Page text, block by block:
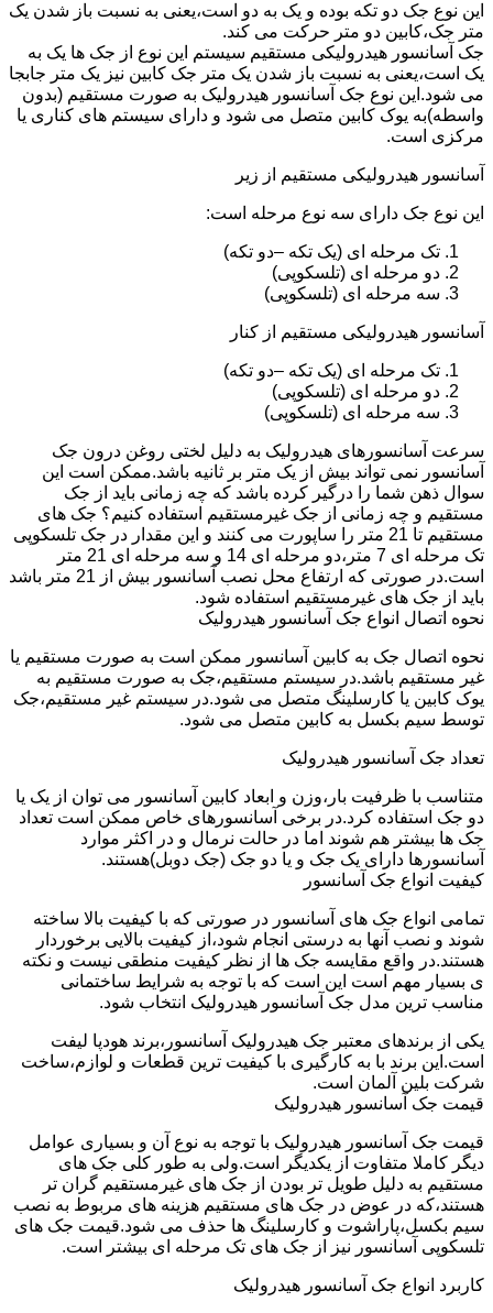
این نوع جک دو تکه بوده و یک به دو است،یعنی به نسبت باز شدن یک
متر جک،کابین دو متر حرکت می کند.
جک آسانسور هیدرولیکی مستقیم سیستم این نوع از جک ها یک به
یک است،یعنی به نسبت باز شدن یک متر جک کابین نیز یک متر جابجا
می شود.این نوع جک آسانسور هیدرولیک به صورت مستقیم (بدون
واسطه)به یوک کابین متصل می شود و دارای سیستم های کناری یا
مرکزی است.
آسانسور هیدرولیکی مستقیم از زیر
این نوع جک دارای سه نوع مرحله است:
تک مرحله ای (یک تکه –دو تکه)
دو مرحله ای (تلسکوپی)
سه مرحله ای (تلسکوپی)
آسانسور هیدرولیکی مستقیم از کنار
تک مرحله ای (یک تکه –دو تکه)
دو مرحله ای (تلسکوپی)
سه مرحله ای (تلسکوپی)
سرعت آسانسورهای هیدرولیک به دلیل لختی روغن درون جک
آسانسور نمی تواند بیش از یک متر بر ثانیه باشد.ممکن است این
سوال ذهن شما را درگیر کرده باشد که چه زمانی باید از جک
مستقیم و چه زمانی از جک غیرمستقیم استفاده کنیم؟ جک های
مستقیم تا 21 متر را ساپورت می کنند و این مقدار در جک تلسکوپی
تک مرحله ای 7 متر،دو مرحله ای 14 و سه مرحله ای 21 متر
است.در صورتی که ارتفاع محل نصب آسانسور بیش از 21 متر باشد
باید از جک های غیرمستقیم استفاده شود.
نحوه اتصال انواع جک آسانسور هیدرولیک
نحوه اتصال جک به کابین آسانسور ممکن است به صورت مستقیم یا
غیر مستقیم باشد.در سیستم مستقیم،جک به صورت مستقیم به
یوک کابین یا کارسلینگ متصل می شود.در سیستم غیر مستقیم،جک
توسط سیم بکسل به کابین متصل می شود.
تعداد جک آسانسور هیدرولیک
متناسب با ظرفیت بار،وزن و ابعاد کابین آسانسور می توان از یک یا
دو جک استفاده کرد.در برخی آسانسورهای خاص ممکن است تعداد
جک ها بیشتر هم شوند اما در حالت نرمال و در اکثر موارد
آسانسورها دارای یک جک و یا دو جک (جک دوبل)هستند.
کیفیت انواع جک آسانسور
تمامی انواع جک های آسانسور در صورتی که با کیفیت بالا ساخته
شوند و نصب آنها به درستی انجام شود،از کیفیت بالایی برخوردار
هستند.در واقع مقایسه جک ها از نظر کیفیت منطقی نیست و نکته
ی بسیار مهم است این است که با توجه به شرایط ساختمانی
مناسب ترین مدل جک آسانسور هیدرولیک انتخاب شود.
یکی از برندهای معتبر جک هیدرولیک آسانسور،برند هودپا لیفت
است.این برند با به کارگیری با کیفیت ترین قطعات و لوازم،ساخت
شرکت بلین آلمان است.
قیمت جک آسانسور هیدرولیک
قیمت جک آسانسور هیدرولیک با توجه به نوع آن و بسیاری عوامل
دیگر کاملا متفاوت از یکدیگر است.ولی به طور کلی جک های
مستقیم به دلیل طویل تر بودن از جک های غیرمستقیم گران تر
هستند،که در عوض در جک های مستقیم هزینه های مربوط به نصب
سیم بکسل،پاراشوت و کارسلینگ ها حذف می شود.قیمت جک های
تلسکوپی آسانسور نیز از جک های تک مرحله ای بیشتر است.
کاربرد انواع جک آسانسور هیدرولیک